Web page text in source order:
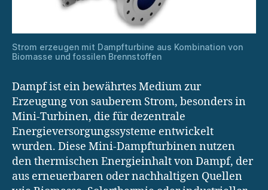
Strom erzeugen mit Dampfturbine aus Kombination von
Biomasse und fossilen Brennstoffen
Dampf ist ein bewährtes Medium zur
Erzeugung von sauberem Strom, besonders in
Mini-Turbinen, die für dezentrale
Energieversorgungssysteme entwickelt
wurden. Diese Mini-Dampfturbinen nutzen
den thermischen Energieinhalt von Dampf, der
aus erneuerbaren oder nachhaltigen Quellen